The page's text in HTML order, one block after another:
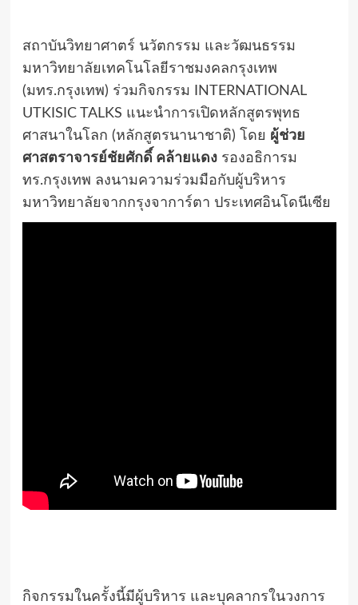
สถาบันวิทยาศาตร์ นวัตกรรม และวัฒนธรรม
มหาวิทยาลัยเทคโนโลยีราชมงคลกรุงเทพ
(มทร.กรุงเทพ) ร่วมกิจกรรม INTERNATIONAL
UTKISIC TALKS แนะนำการเปิดหลักสูตรพุทธ
ศาสนาในโลก (หลักสูตรนานาชาติ) โดย ผู้ช่วย
ศาสตราจารย์ชัยศักดิ์ คล้ายแดงรองอธิการม
ทร.กรุงเทพ ลงนามความร่วมมือกับผู้บริหาร
มหาวิทยาลัยจากกรุงจาการ์ตา ประเทศอินโดนีเซีย
กิจกรรมในครั้งนี้มีผู้บริหาร และบุคลากรในวงการ